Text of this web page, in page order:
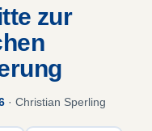
zur
· Christian Sperling